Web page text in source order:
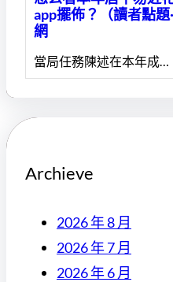
app擺佈？（讀者點題
網
當局任務陳述在本年成…
Archieve
2026 年 8 月
2026 年 7 月
2026 年 6 月